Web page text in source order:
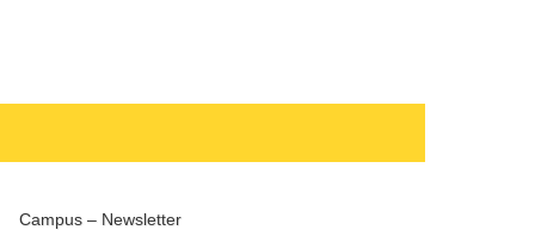
Campus – Newsletter